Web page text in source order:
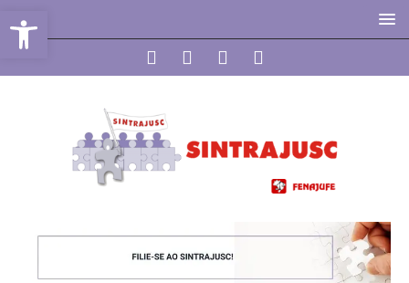
Abrir a barra de ferramentas